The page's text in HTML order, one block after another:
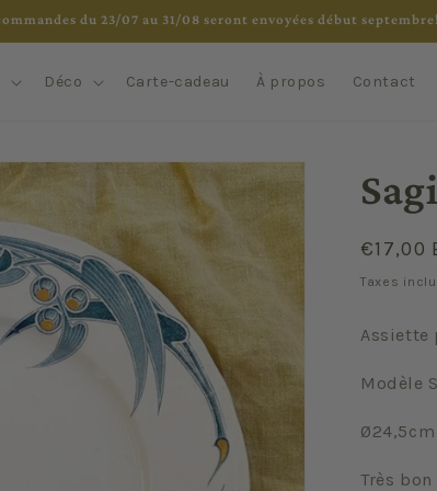
du 23/07 au 31/08 seront envoyées début
Déco Carte-cadeau À propos Contact
Prix
€17,00
Taxes
Assiette
Modèle
Ø24,5cm
Très